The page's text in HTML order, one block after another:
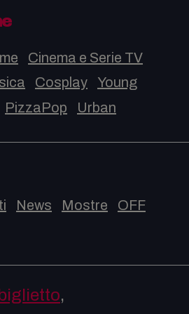
Cinema e Serie TV
Cosplay
Young
PizzaPop Urban
News Mostre
OFF
,